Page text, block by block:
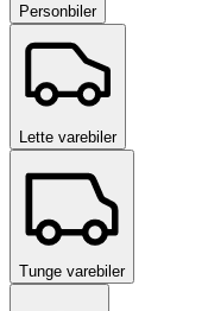
Personbiler
Lette varebiler
Tunge varebiler